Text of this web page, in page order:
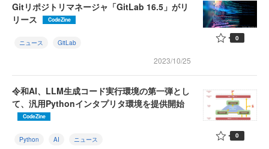
Gitリポジトリマネージャ「GitLab 16.5」がリ
リース
CodeZine
ニュース GitLab
2023/10/25
0
令和AI、LLM生成コード実行環境の第一弾とし
て、汎用Pythonインタプリタ環境を提供開始
CodeZine
Python AI ニュース 0